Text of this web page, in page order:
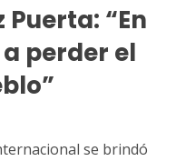
“En
perder el
se brindó